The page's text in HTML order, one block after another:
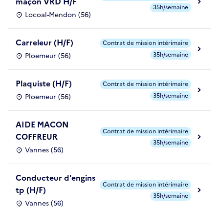
Locoal-Mendon (56)
35h/semaine
Carreleur (H/F)
Ploemeur (56)
Contrat de mission intérimaire
35h/semaine
Plaquiste (H/F)
Ploemeur (56)
Contrat de mission intérimaire
35h/semaine
AIDE MACON
COFFREUR
Vannes (56)
Contrat de mission intérimaire
35h/semaine
Conducteur d'engins
tp (H/F)
Vannes (56)
Contrat de mission intérimaire
35h/semaine